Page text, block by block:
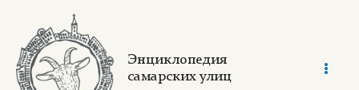
content
Энциклопедия
самарских улиц